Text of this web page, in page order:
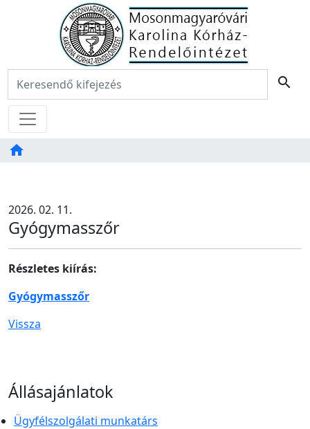
Főoldal
Keresés: search
Menü
home
TAB
2026. 02. 11.
Gyógymasszőr
Részletes kiírás:
Gyógymasszőr
Vissza
Állásajánlatok
Ügyfélszolgálati munkatárs